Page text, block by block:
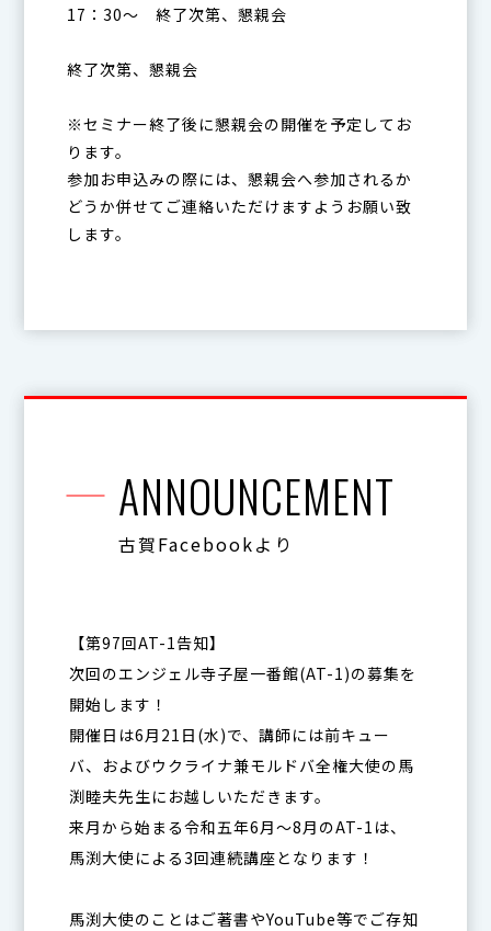
17：30〜 終了次第、懇親会
終了次第、懇親会
※セミナー終了後に懇親会の開催を予定してお
ります。
参加お申込みの際には、懇親会へ参加されるか
どうか併せてご連絡いただけますようお願い致
します。
ANNOUNCEMENT
古賀Facebookより
【第97回AT-1告知】
次回のエンジェル寺子屋一番館(AT-1)の募集を
開始します！
開催日は6月21日(水)で、講師には前キュー
バ、およびウクライナ兼モルドバ全権大使の馬
渕睦夫先生にお越しいただきます。
来月から始まる令和五年6月〜8月のAT-1は、
馬渕大使による3回連続講座となります！
馬渕大使のことはご著書やYouTube等でご存知